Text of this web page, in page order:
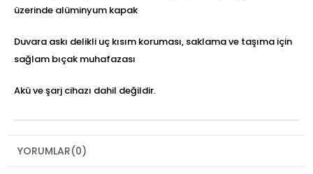
üzerinde alüminyum kapak
Duvara askı delikli uç kısım koruması, saklama ve taşıma için
sağlam bıçak muhafazası
Akü ve şarj cihazı dahil değildir.
YORUMLAR(0)